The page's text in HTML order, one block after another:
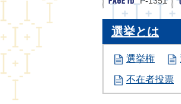
選挙とは
選挙権
不在者投票